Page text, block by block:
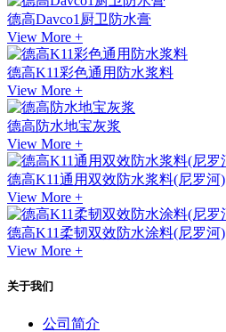
德高Davco1厨卫防水膏
View More +
德高K11彩色通用防水浆料
View More +
德高防水地宝灰浆
View More +
德高K11通用双效防水浆料(尼罗河)
View More +
德高K11柔韧双效防水涂料(尼罗河)
View More +
关于我们
公司简介